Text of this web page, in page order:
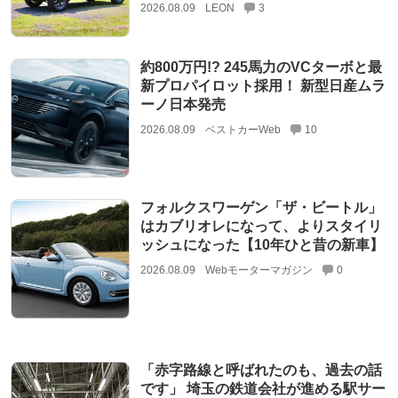
2026.08.09 LEON 3
約800万円!? 245馬力のVCターボと最
新プロパイロット採用！ 新型日産ムラ
ーノ日本発売
2026.08.09 ベストカーWeb 10
フォルクスワーゲン「ザ・ビートル」
はカブリオレになって、よりスタイリ
ッシュになった【10年ひと昔の新車】
2026.08.09 Webモーターマガジン 0
「赤字路線と呼ばれたのも、過去の話
です」 埼玉の鉄道会社が進める駅サー